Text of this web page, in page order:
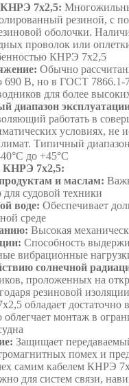
7х2,5:
резиной, с
оболочки.
проволок или
КНРЭ 7х2,5
Обычно
690 В, но в ГОСТ 7866.1-
для более
диапазон
работать в
условиях, не
Типичный
до +45°C
КНРЭ 7х2,5:
и маслам:
для судовой техники
воде: Обеспечивает
среде
Высокая
Способность
вибрационные
солнечной
проложенных на
резиновой
обладает достаточно
облегчает монтаж в
Защищает
помех и
самим кабелем КНРЭ
для систем связи,